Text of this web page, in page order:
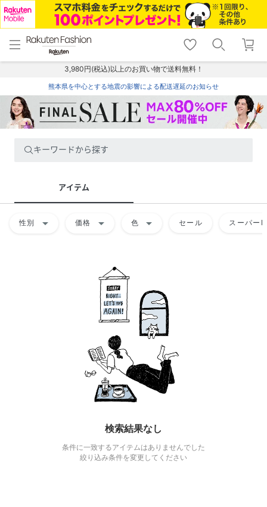
menu home
トップ
shopping_cart lock_outline
ログイン
3,980円(税込)以上のお買い物で送料無料！
熊本県を中心とする地震の影響による配送遅延のお知らせ
キーワードから探す
アイテム
性別 arrow_drop_down 価格 arrow_drop_down 色 arrow_drop_down セール スーパー
検索結果なし
条件に一致するアイテムはありませんでした
絞り込み条件を変更してください